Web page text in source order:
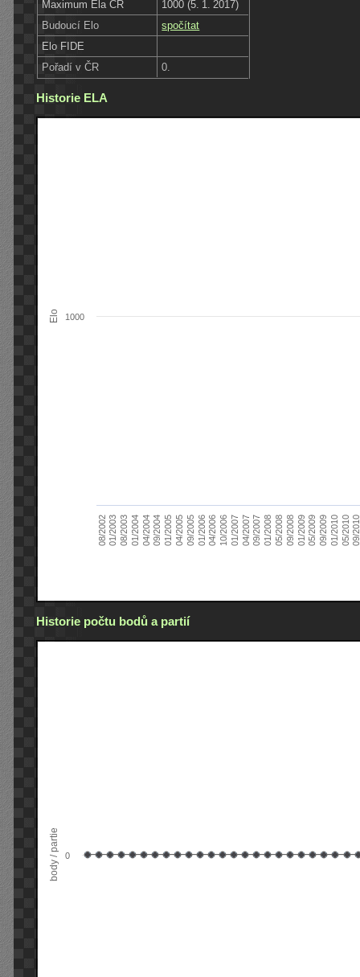
Maximum Ela ČR
1000 (5. 1. 2017)
Budoucí Elo
spočítat
Elo FIDE
Pořadí v ČR
0.
Historie ELA
Elo
08/200201/200308/200301/200404/200409/200401/200504/200509/200501/200604/200610/200601/200704/200709/200701/200805/200809/200801/200905/200909/200901/201005/201009/
1000
Historie počtu bodů a partií
body / partie 0